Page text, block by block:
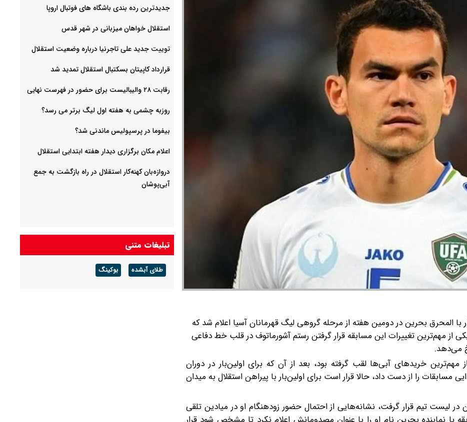
با المحرق بحرین در دومین هفته از مرحله گروهی لیگ قهرمانان آسیا اعلام شد که
از مهم‌ترین تغییرات این مسابقه قرار گرفتن رستم آشورماتوف در قلب خط دفاعی
می‌دهد.
خریدهای آبی‌ها لقب گرفته بود، بعد از آن‌ که برای اولین‌بار در دوران
را از دست داد، حالا قرار است برای اولین‌بار با پیراهن استقلال به میدان
لیست تیم قرار گرفت، نشانه‌هایی از احتمال حضور زودهنگام او در میادین تلقی
جدیدترین رده بندی باشگاه های فوتبال اروپا
استقلال خواهان میزبانی در شهر قدس
توییت جدید علی تاجرنیا درباره وضعیت استقلال
قرارداد کاپیتان بسکتبال استقلال تمدید شد
رقابت ۲۸ والیبالیست برای حضور در فهرست نهایی
روزبه چشمی به هفته اول لیگ برتر می رسد؟
بیفوما در پرسپولیس ماندنی شد؟
اعلام مکان برگزاری دیدار هفته ابتدایی استقلال
دروازه‌بان کهنه‌کار استقلال در راه بازگشت به جمع
آبی‌پوشان
تبلیغات متنی
طلای آبشده بوکینگ